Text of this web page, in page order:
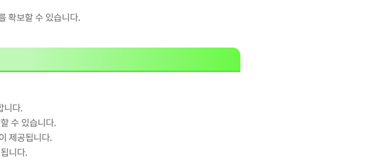
확보할 수 있습니다.
니다.
수 있습니다.
제공됩니다.
니다.